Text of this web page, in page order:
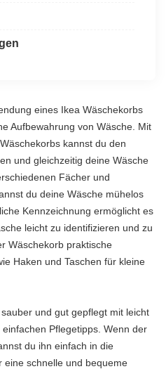
eines Ikea Wäschekorbs
Aufbewahrung von Wäsche. Mit
kannst du den
und gleichzeitig deine Wäsche
Fächer und
du deine Wäsche mühelos
Kennzeichnung ermöglicht es
leicht zu identifizieren und zu
Wäschekorb praktische
Haken und Taschen für kleine
und gut gepflegt mit leicht
Pflegetipps. Wenn der
du ihn einfach in die
eine schnelle und bequeme